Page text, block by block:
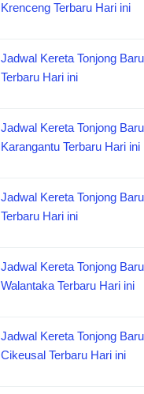
Krenceng Terbaru Hari ini
Jadwal Kereta Tonjong
Terbaru Hari ini
Jadwal Kereta Tonjong
Karangantu Terbaru Hari ini
Jadwal Kereta Tonjong
Terbaru Hari ini
Jadwal Kereta Tonjong
Walantaka Terbaru Hari ini
Jadwal Kereta Tonjong
Cikeusal Terbaru Hari ini